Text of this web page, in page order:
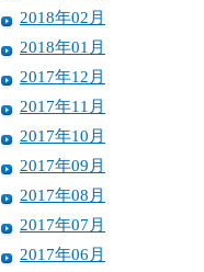
2018年02月
2018年01月
2017年12月
2017年11月
2017年10月
2017年09月
2017年08月
2017年07月
2017年06月